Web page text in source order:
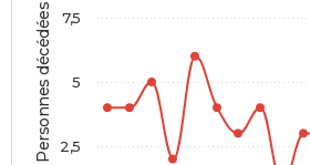
Personnes décédées 2,5
5
7,5